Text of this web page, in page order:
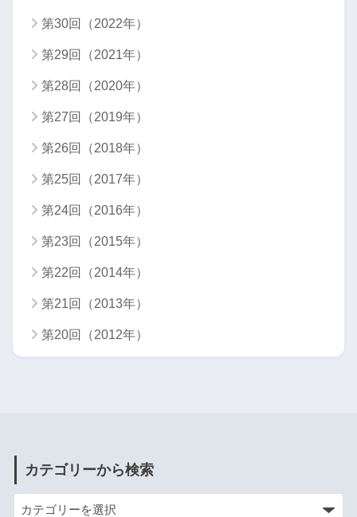
第30回（2022年）
第29回（2021年）
第28回（2020年）
第27回（2019年）
第26回（2018年）
第25回（2017年）
第24回（2016年）
第23回（2015年）
第22回（2014年）
第21回（2013年）
第20回（2012年）
カテゴリーから検索